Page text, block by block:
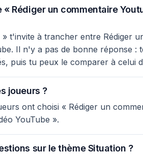
Rédiger un commentaire
t'invite à trancher entre Rédiger
Il n'y a pas de bonne réponse :
puis tu peux le comparer à celui
joueurs ?
ont choisi « Rédiger un
YouTube ».
sur le thème Situation ?